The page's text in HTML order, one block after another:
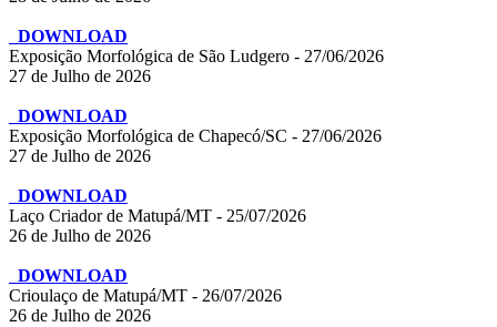
DOWNLOAD
Exposição Morfológica de São Ludgero - 27/06/2026
27 de Julho de 2026
DOWNLOAD
Exposição Morfológica de Chapecó/SC - 27/06/2026
27 de Julho de 2026
DOWNLOAD
Laço Criador de Matupá/MT - 25/07/2026
26 de Julho de 2026
DOWNLOAD
Crioulaço de Matupá/MT - 26/07/2026
26 de Julho de 2026